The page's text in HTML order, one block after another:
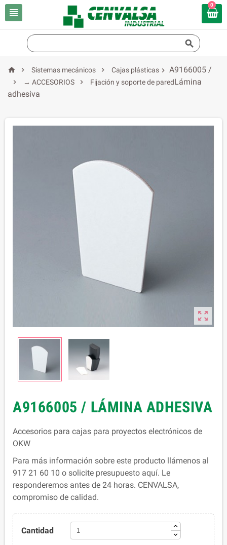

0

  Sistemas mecánicos 
Cajas plásticas

→ ACCESORIOS  Fijación y soporte de pared
 A9166005 /
Lámina
adhesiva

A9166005 / LÁMINA ADHESIVA
Accesorios para cajas para proyectos electrónicos de
OKW
Para más información sobre este producto llámenos al
917 21 60 10 o solicite presupuesto aquí. Le
responderemos antes de 24 horas. CENVALSA,
compromiso de calidad.
Cantidad